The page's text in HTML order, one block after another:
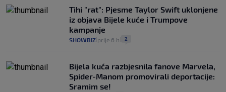
Tihi "rat": Pjesme Taylor Swift uklonjene
iz objava Bijele kuće i Trumpove
kampanje
SHOWBIZ prije 6 h 2
Bijela kuća razbjesnila fanove Marvela,
Spider-Manom promovirali deportacije:
Sramim se!